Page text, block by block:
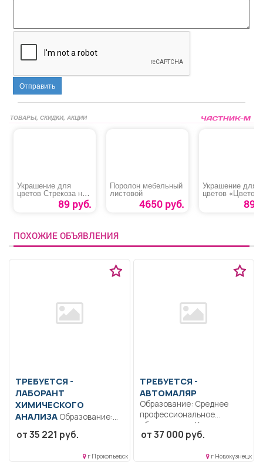
Отправить
ТОВАРЫ, СКИДКИ, АКЦИИ
Украшение для
цветов Стрекоза на
цветке 89 руб.
Поролон мебельный
листовой
4650 руб.
Украшение для
цветов «Цветок»
89
ПОХОЖИЕ ОБЪЯВЛЕНИЯ
ТРЕБУЕТСЯ -
ЛАБОРАНТ
ХИМИЧЕСКОГО
АНАЛИЗА
Анализ питьевых и сточных
от 35 221 руб.
г Прокопьевск
ТРЕБУЕТСЯ -
АВТОМАЛЯР
Образование: Среднее
профессиональное
образование.. Кузовщик
автомаляр. покраска
от 37 000 руб.
г Новокузнецк